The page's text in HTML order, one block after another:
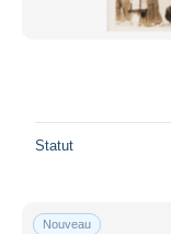
Statut
Nouveau